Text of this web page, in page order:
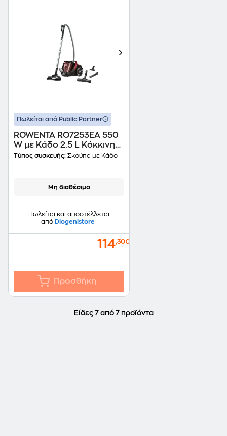
Πωλείται από Public Partner
ROWENTA RO7253EA 550
W με Κάδο 2.5 L Κόκκινη
Ηλεκτρική Σκούπα
Τύπος συσκευής: Σκούπα με Κάδο
Μη διαθέσιμο
Πωλείται και αποστέλλεται
από Diogenistore
114,30€
Προσθήκη
Είδες 7 από 7 προϊόντα